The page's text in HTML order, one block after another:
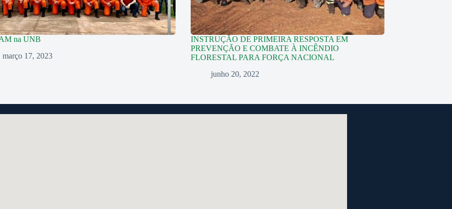
na UNB
março 17, 2023
INSTRUÇÃO DE PRIMEIRA RESPOSTA EM
PREVENÇÃO E COMBATE À INCÊNDIO
FLORESTAL PARA FORÇA NACIONAL
junho 20, 2022